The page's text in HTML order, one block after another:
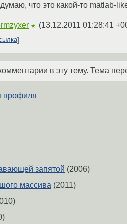
что это какой-то matlab-
★ (13.12.2011 01:28:41
в эту тему. Тема
профиля
запятой (2006)
массива (2011)